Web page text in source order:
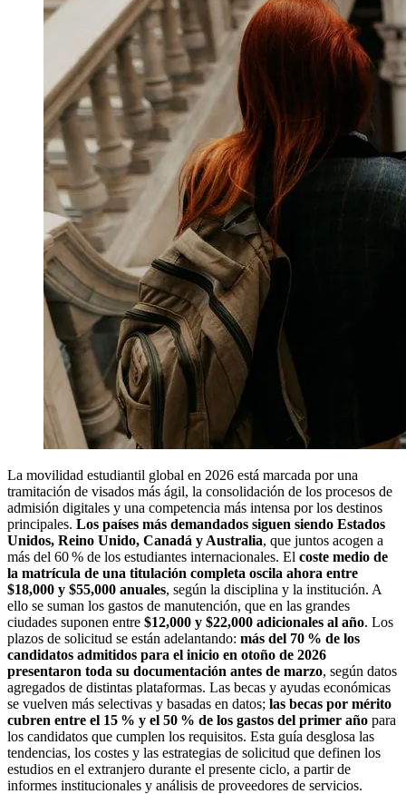
La movilidad estudiantil global en 2026 está marcada por una
tramitación de visados más ágil, la consolidación de los procesos de
admisión digitales y una competencia más intensa por los destinos
principales. Los países más demandados siguen siendo Estados
Unidos, Reino Unido, Canadá y Australia, que juntos acogen a
más del 60 % de los estudiantes internacionales. El coste medio de
la matrícula de una titulación completa oscila ahora entre
$18,000 y $55,000 anuales, según la disciplina y la institución. A
ello se suman los gastos de manutención, que en las grandes
ciudades suponen entre $12,000 y $22,000 adicionales al año. Los
plazos de solicitud se están adelantando: más del 70 % de los
candidatos admitidos para el inicio en otoño de 2026
presentaron toda su documentación antes de marzo, según datos
agregados de distintas plataformas. Las becas y ayudas económicas
se vuelven más selectivas y basadas en datos; las becas por mérito
cubren entre el 15 % y el 50 % de los gastos del primer año para
los candidatos que cumplen los requisitos. Esta guía desglosa las
tendencias, los costes y las estrategias de solicitud que definen los
estudios en el extranjero durante el presente ciclo, a partir de
informes institucionales y análisis de proveedores de servicios.